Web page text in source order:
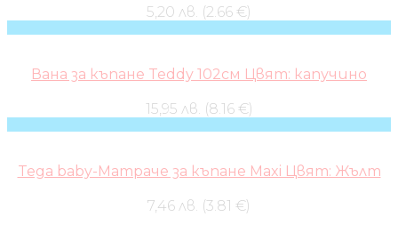
5,20 лв. (2.66 €)
Вана за къпане Teddy 102см Цвят: капучино
15,95 лв. (8.16 €)
Tega baby-Матраче за къпане Maxi Цвят: Жълт
7,46 лв. (3.81 €)